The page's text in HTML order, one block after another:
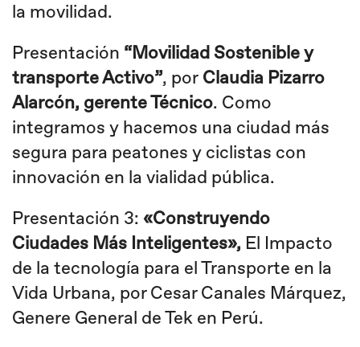
la movilidad.
Presentación “Movilidad Sostenible y
transporte Activo”, por Claudia Pizarro
Alarcón, gerente Técnico. Como
integramos y hacemos una ciudad más
segura para peatones y ciclistas con
innovación en la vialidad pública.
Presentación 3: «Construyendo
Ciudades Más Inteligentes», El Impacto
de la tecnología para el Transporte en la
Vida Urbana, por Cesar Canales Márquez,
Genere General de Tek en Perú.